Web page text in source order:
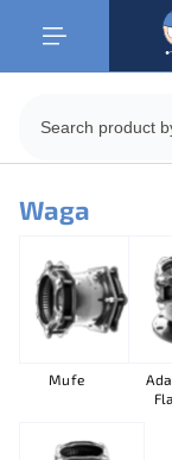
Waga
Mufe